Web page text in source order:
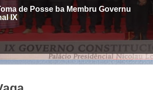
de Posse ba Membru Governu
IX